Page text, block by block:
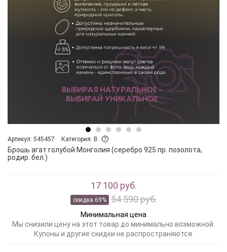
Артикул: 545457 Категория: B
Брошь агат голубой Монголия (серебро 925 пр. позолота,
родир. бел.)
17 100 руб.
скидка 69% 54 590 руб.
Минимальная цена
Мы снизили цену на этот товар до минимально возможной.
Купоны и другие скидки не распространяются.